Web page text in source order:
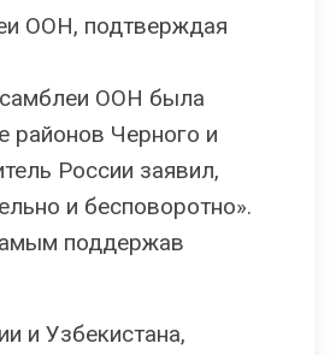
ООН, подтверждая
ООН была
районов Черного и
России заявил,
и бесповоротно».
поддержав
и Узбекистана,